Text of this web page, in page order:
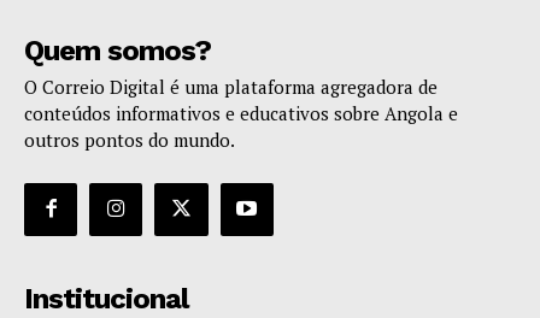
Quem somos?
O Correio Digital é uma plataforma agregadora de
conteúdos informativos e educativos sobre Angola e
outros pontos do mundo.
Institucional